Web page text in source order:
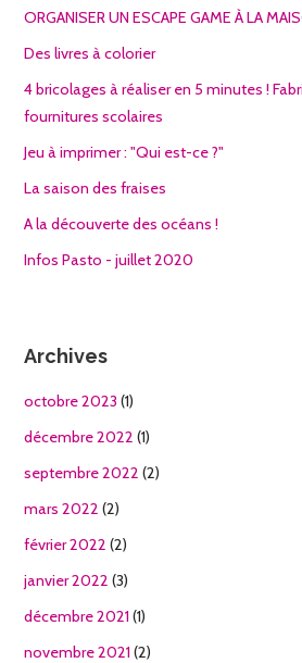
ORGANISER UN ESCAPE GAME À LA
Des livres à colorier
4 bricolages à réaliser en 5 minutes !
fournitures scolaires
Jeu à imprimer : "Qui est-ce ?"
La saison des fraises
A la découverte des océans !
Infos Pasto - juillet 2020
Archives
octobre 2023 (1)
décembre 2022 (1)
septembre 2022 (2)
mars 2022 (2)
février 2022 (2)
janvier 2022 (3)
décembre 2021 (1)
novembre 2021 (2)